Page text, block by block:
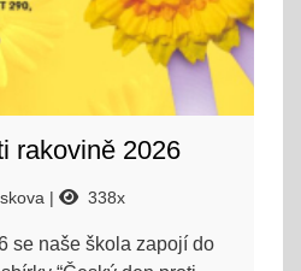
rakovině 2026
338x
se naše škola zapojí do